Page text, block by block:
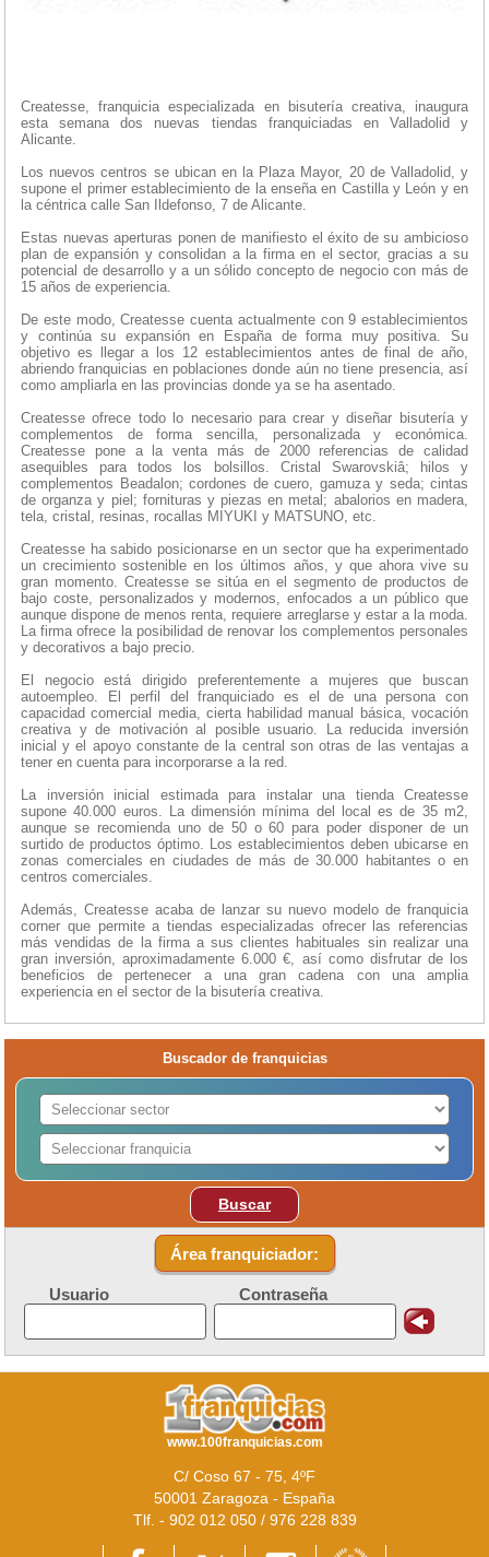
Createsse, franquicia especializada en bisutería creativa, inaugura
esta semana dos nuevas tiendas franquiciadas en Valladolid y
Alicante.
Los nuevos centros se ubican en la Plaza Mayor, 20 de Valladolid, y
supone el primer establecimiento de la enseña en Castilla y León y en
la céntrica calle San Ildefonso, 7 de Alicante.
Estas nuevas aperturas ponen de manifiesto el éxito de su ambicioso
plan de expansión y consolidan a la firma en el sector, gracias a su
potencial de desarrollo y a un sólido concepto de negocio con más de
15 años de experiencia.
De este modo, Createsse cuenta actualmente con 9 establecimientos
y continúa su expansión en España de forma muy positiva. Su
objetivo es llegar a los 12 establecimientos antes de final de año,
abriendo franquicias en poblaciones donde aún no tiene presencia, así
como ampliarla en las provincias donde ya se ha asentado.
Createsse ofrece todo lo necesario para crear y diseñar bisutería y
complementos de forma sencilla, personalizada y económica.
Createsse pone a la venta más de 2000 referencias de calidad
asequibles para todos los bolsillos. Cristal Swarovskiâ; hilos y
complementos Beadalon; cordones de cuero, gamuza y seda; cintas
de organza y piel; fornituras y piezas en metal; abalorios en madera,
tela, cristal, resinas, rocallas MIYUKI y MATSUNO, etc.
Createsse ha sabido posicionarse en un sector que ha experimentado
un crecimiento sostenible en los últimos años, y que ahora vive su
gran momento. Createsse se sitúa en el segmento de productos de
bajo coste, personalizados y modernos, enfocados a un público que
aunque dispone de menos renta, requiere arreglarse y estar a la moda.
La firma ofrece la posibilidad de renovar los complementos personales
y decorativos a bajo precio.
El negocio está dirigido preferentemente a mujeres que buscan
autoempleo. El perfil del franquiciado es el de una persona con
capacidad comercial media, cierta habilidad manual básica, vocación
creativa y de motivación al posible usuario. La reducida inversión
inicial y el apoyo constante de la central son otras de las ventajas a
tener en cuenta para incorporarse a la red.
La inversión inicial estimada para instalar una tienda Createsse
supone 40.000 euros. La dimensión mínima del local es de 35 m2,
aunque se recomienda uno de 50 o 60 para poder disponer de un
surtido de productos óptimo. Los establecimientos deben ubicarse en
zonas comerciales en ciudades de más de 30.000 habitantes o en
centros comerciales.
Además, Createsse acaba de lanzar su nuevo modelo de franquicia
corner que permite a tiendas especializadas ofrecer las referencias
más vendidas de la firma a sus clientes habituales sin realizar una
gran inversión, aproximadamente 6.000 €, así como disfrutar de los
beneficios de pertenecer a una gran cadena con una amplia
experiencia en el sector de la bisutería creativa.
Buscador de franquicias
Buscar
Área franquiciador:
Usuario Contraseña
www.100franquicias.com
C/ Coso 67 - 75, 4ºF
50001 Zaragoza - España
Tlf. - 902 012 050 / 976 228 839